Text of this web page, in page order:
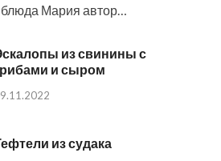
блюда Мария автор…
из свинины с
и сыром
из судака